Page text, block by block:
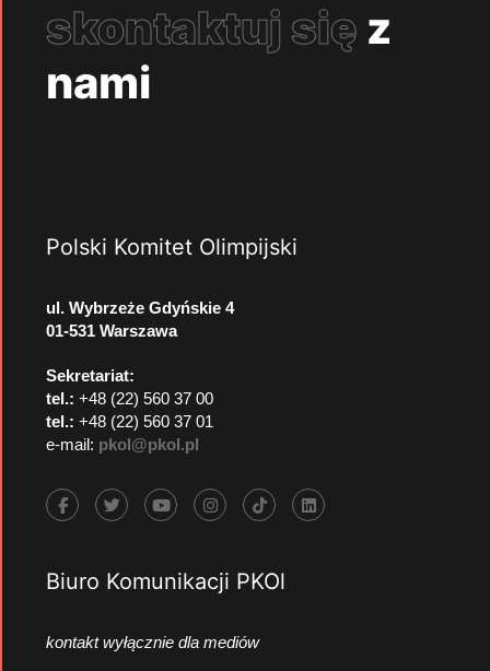
skontaktuj się z
nami
Polski Komitet Olimpijski
ul. Wybrzeże Gdyńskie 4
01-531 Warszawa
Sekretariat:
tel.: +48 (22) 560 37 00
tel.: +48 (22) 560 37 01
e-mail: pkol@pkol.pl
Biuro Komunikacji PKOl
kontakt wyłącznie dla mediów